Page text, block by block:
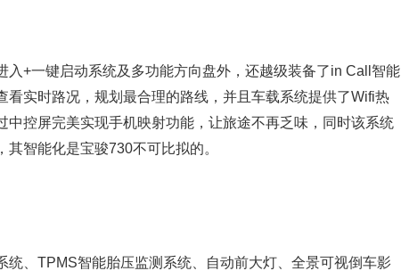
入+一键启动系统及多功能方向盘外，还越级装备了in Call智能
实时路况，规划最合理的路线，并且车载系统提供了Wifi热
中控屏完美实现手机映射功能，让旅途不再乏味，同时该系统
智能化是宝骏730不可比拟的。
统、TPMS智能胎压监测系统、自动前大灯、全景可视倒车影